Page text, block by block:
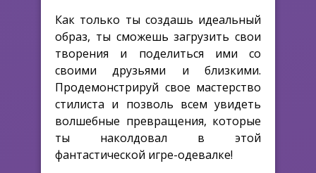
Как только ты создашь идеальный
образ, ты сможешь загрузить свои
творения и поделиться ими со
своими друзьями и близкими.
Продемонстрируй свое мастерство
стилиста и позволь всем увидеть
волшебные превращения, которые
ты наколдовал в этой
фантастической игре-одевалке!